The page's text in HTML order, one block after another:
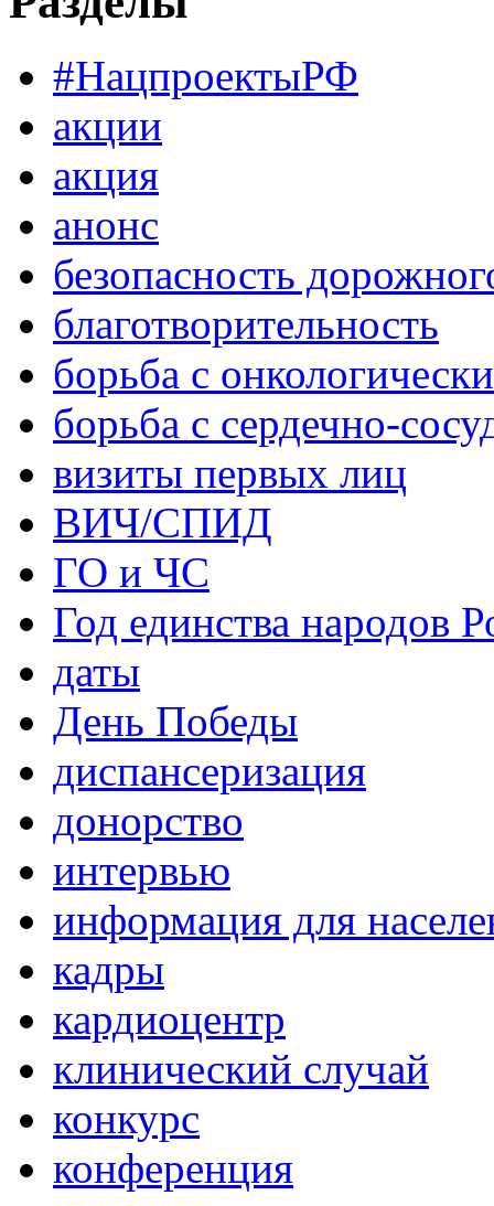
#НацпроектыРФ
акции
акция
анонс
безопасность
благотворительность
борьба с
борьба с сердечно-
визиты первых лиц
ВИЧ/СПИД
ГО и ЧС
Год единства народов
даты
День Победы
диспансеризация
донорство
интервью
информация для
кадры
кардиоцентр
клинический случай
конкурс
конференция